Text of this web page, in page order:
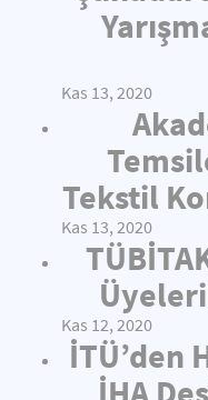
Kas 13, 2020
Tekstil
Kas 13, 2020
Kas 12, 2020
İTÜ’den